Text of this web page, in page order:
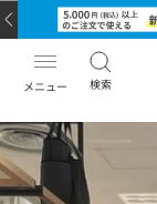
メニュー 検索